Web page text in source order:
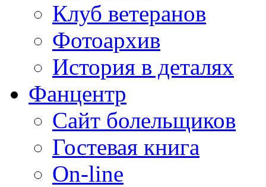
Клуб ветеранов
Фотоархив
История в деталях
Фанцентр
Сайт болельщиков
Гостевая книга
On-line